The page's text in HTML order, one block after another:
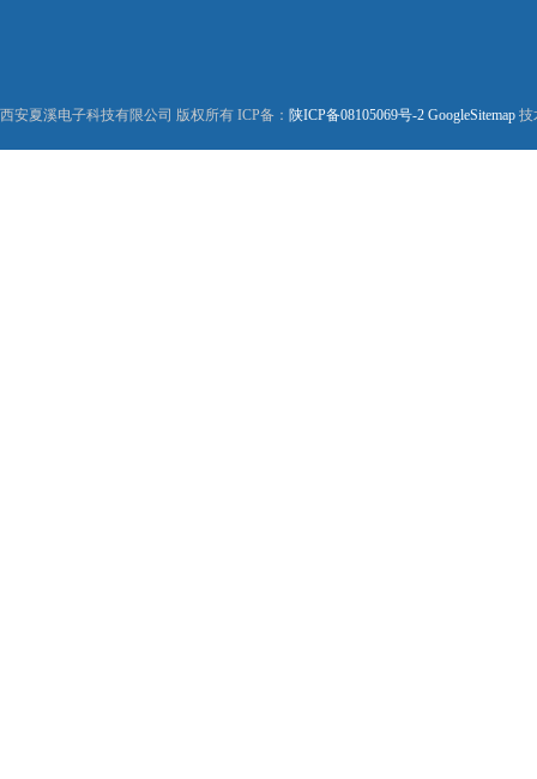
西安夏溪电子科技有限公司 版权所有 ICP备： 陕ICP备08105069号-2 GoogleSitemap 技